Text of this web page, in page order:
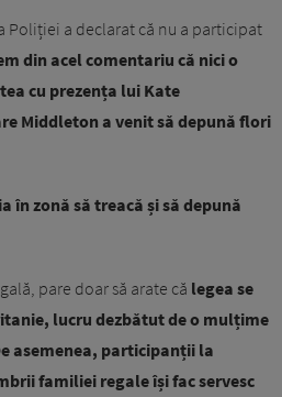
Poliției a declarat că nu a participat
din acel comentariu că nici o
cu prezența lui Kate
Middleton a venit să depună flori
în zonă să treacă și să depună
pare doar să arate că legea se
lucru dezbătut de o mulțime
asemenea, participanții la
familiei regale își fac servesc